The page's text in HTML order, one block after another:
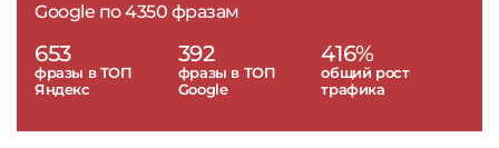
Google по 4350 фразам
653
фразы в ТОП
Яндекс
392
фразы в ТОП
Google
416%
общий рост
трафика